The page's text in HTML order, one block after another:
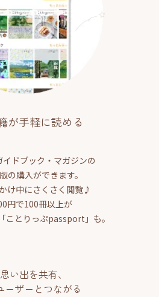
が手軽に読める
イドブック・マガジンの
の購入ができます。
け中にさくさく閲覧♪
円で100冊以上が
ことりっぷpassport」も。
い出を共有、
ーザーとつながる